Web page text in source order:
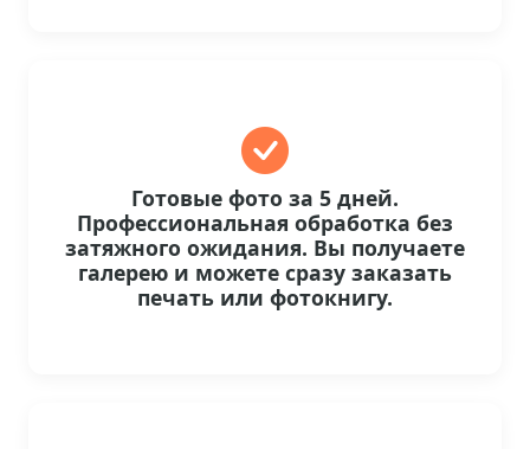
Готовые фото за 5 дней.
Профессиональная обработка без
затяжного ожидания. Вы получаете
галерею и можете сразу заказать
печать или фотокнигу.